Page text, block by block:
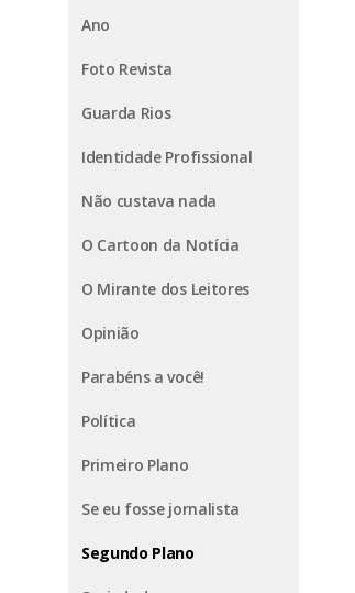
Ano
Foto Revista
Guarda Rios
Identidade Profissional
Não custava nada
O Cartoon da Notícia
O Mirante dos Leitores
Opinião
Parabéns a você!
Política
Primeiro Plano
Se eu fosse jornalista
Segundo Plano